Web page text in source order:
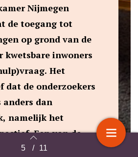
5 / 11
Nijmegen
de toegang tot
op grond van de
kwetsbare inwoners
Het
dat de onderzoekers
anders dan
namelijk het
Een van de
de gemeente heeft